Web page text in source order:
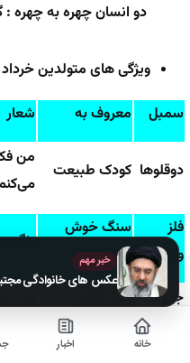
دو انسان چهره به چهره :
ویژگی های متولدین
سمبل
معروف به شعار
دوقلوها کودک طبیعت
من
فلز
وجود
سنگ خوش
یمن
رنگ
جیوه زمرد کبود
خبر مهم
عکس های خانوادگی
خانه اخبار